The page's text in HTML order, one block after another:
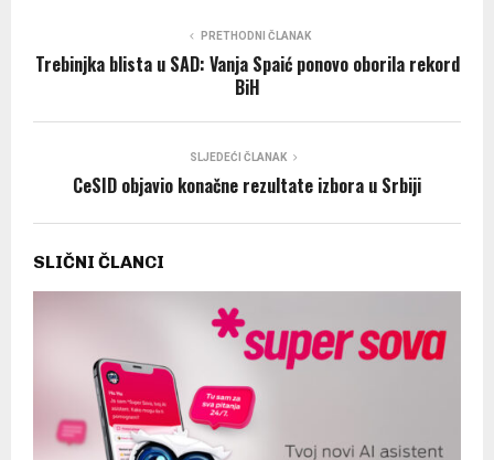
PRETHODNI ČLANAK
Trebinjka blista u SAD: Vanja Spaić ponovo oborila rekord
BiH
SLJEDEĆI ČLANAK
CeSID objavio konačne rezultate izbora u Srbiji
SLIČNI ČLANCI